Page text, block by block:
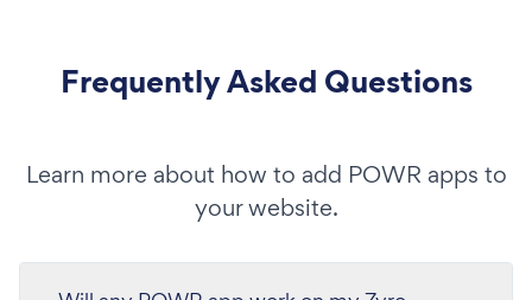
Frequently Asked Questions
Learn more about how to add POWR apps to
your website.